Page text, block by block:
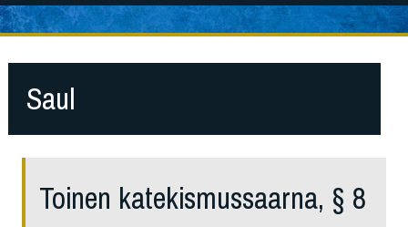
Saul
Toinen katekismussaarna, § 8